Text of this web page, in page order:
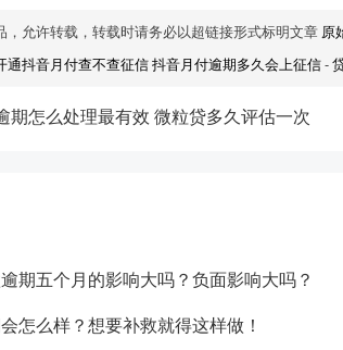
，允许转载，转载时请务必以超链接形式标明文章 原
通抖音月付查不查征信 抖音月付逾期多久会上征信-
期怎么处理最有效 微粒贷多久评估一次
期五个月的影响大吗？负面影响大吗？
怎么样？想要补救就得这样做！